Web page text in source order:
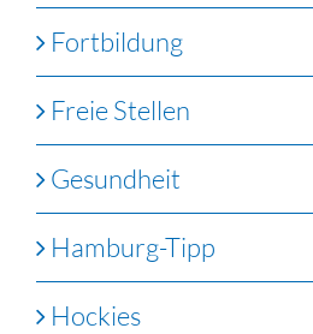
Fortbildung
Freie Stellen
Gesundheit
Hamburg-Tipp
Hockies